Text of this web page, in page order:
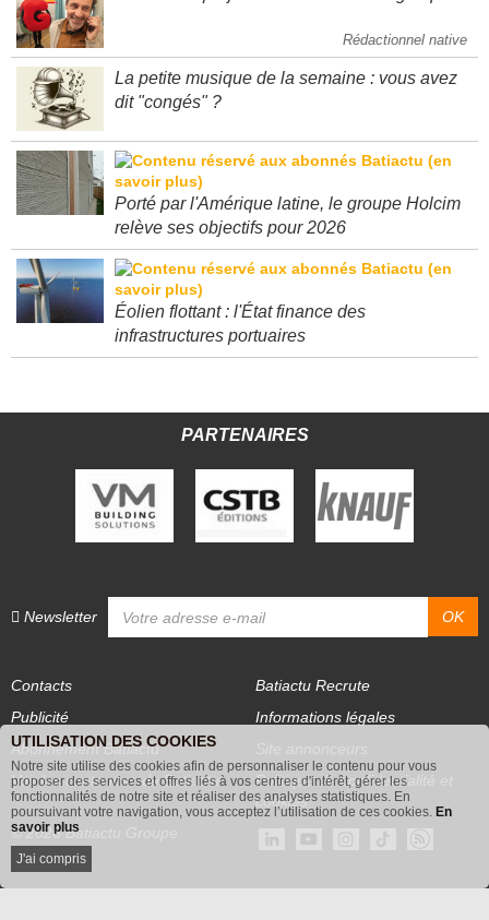
Rédactionnel native
La petite musique de la semaine : vous avez
Porté par l'Amérique latine, le groupe Holcim
Éolien flottant : l'État finance des
Publicité
Abonnement Batiactu
Voir les contenus+ de Batiactu
Site annonceurs
Politique de confidentialité et
cookies
© 2026 Batiactu Groupe
UTILISATION DES COOKIES
Notre site utilise des cookies afin de personnaliser le contenu pour vous
proposer des services et offres liés à vos centres d'intérêt, gérer les
fonctionnalités de notre site et réaliser des analyses statistiques. En
poursuivant votre navigation, vous acceptez l’utilisation de ces cookies. En
savoir plus
J'ai compris